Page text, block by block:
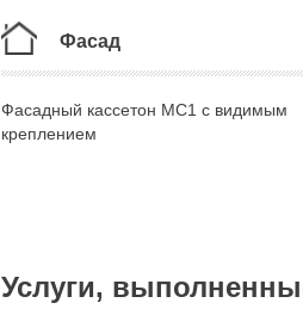
Фасад
Фасадный кассетон МС1 с видимым
креплением
Услуги,